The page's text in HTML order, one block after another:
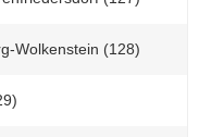
Wolkenstein (128)